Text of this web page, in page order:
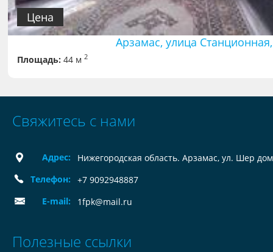
Цена
Арзамас, улица
Площадь: 44 м2
Свяжитесь с нами
Адрес:
Нижегородская область. Арзамас, ул. Шер
Телефон:
+7 9092948887
E-mail:
1fpk@mail.ru
Полезные ссылки